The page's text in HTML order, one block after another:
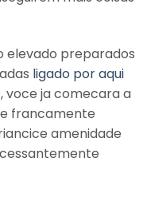
elevado preparados
ligado por aqui
voce ja comecara a
francamente
amenidade